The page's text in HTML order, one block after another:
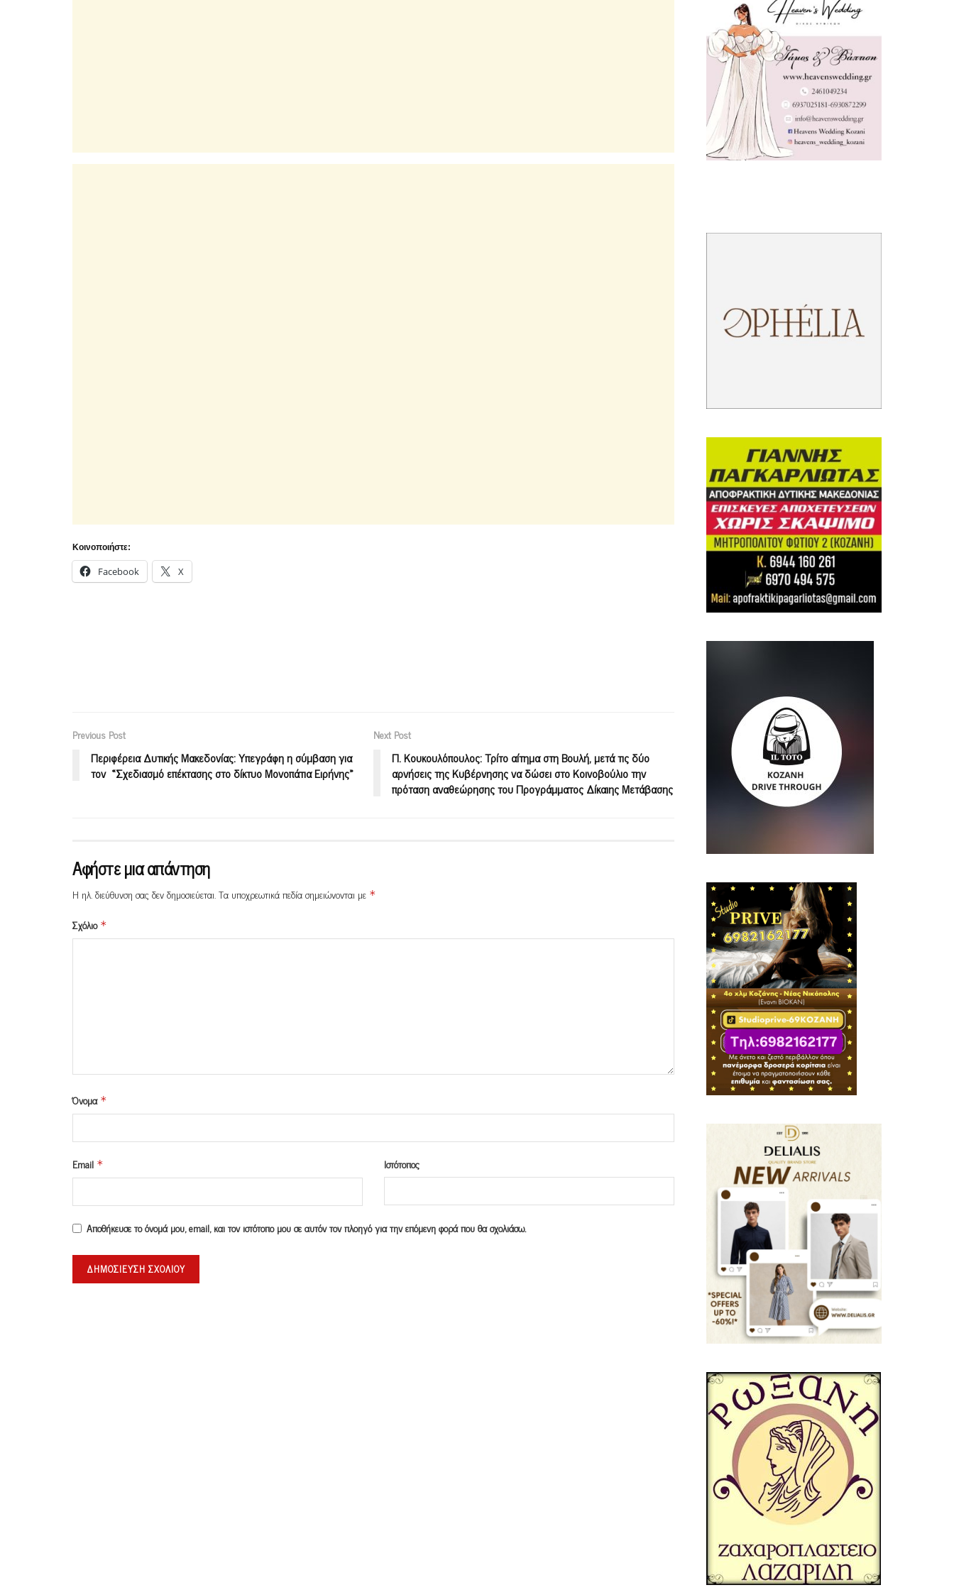
Κοινοποιήστε:
Facebook X
Previous Post
Περιφέρεια Δυτικής Μακεδονίας: Υπεγράφη η σύμβαση για
τον «Σχεδιασμό επέκτασης στο δίκτυο Μονοπάτια Ειρήνης»
Next Post
Π. Κουκουλόπουλος: Τρίτο αίτημα στη Βουλή, μετά τις δύο
αρνήσεις της Κυβέρνησης να δώσει στο Κοινοβούλιο την
πρόταση αναθεώρησης του Προγράμματος Δίκαιης Μετάβασης
Αφήστε μια απάντηση
Η ηλ. διεύθυνση σας δεν δημοσιεύεται.Τα υποχρεωτικά πεδία σημειώνονται με *
Σχόλιο *
Όνομα *
Email * Ιστότοπος
Αποθήκευσε το όνομά μου, email, και τον ιστότοπο μου σε αυτόν τον πλοηγό για την επόμενη φορά που θα σχολιάσω.